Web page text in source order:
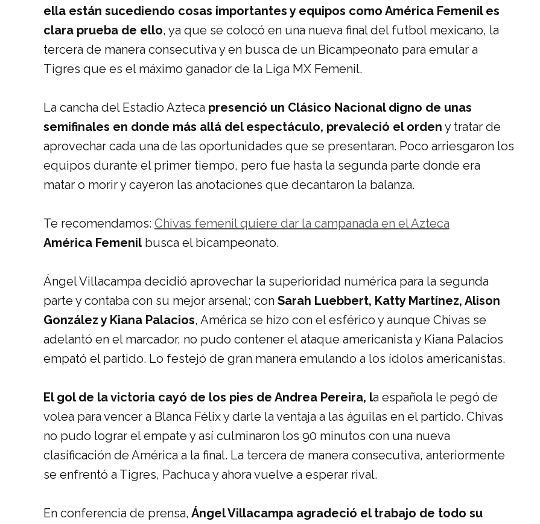
ella están sucediendo cosas importantes y equipos como América Femenil es
clara prueba de ello, ya que se colocó en una nueva final del futbol mexicano, la
tercera de manera consecutiva y en busca de un Bicampeonato para emular a
Tigres que es el máximo ganador de la Liga MX Femenil.
La cancha del Estadio Azteca presenció un Clásico Nacional digno de unas
semifinales en donde más allá del espectáculo, prevaleció el orden y tratar de
aprovechar cada una de las oportunidades que se presentaran. Poco arriesgaron los
equipos durante el primer tiempo, pero fue hasta la segunda parte donde era
matar o morir y cayeron las anotaciones que decantaron la balanza.
Te recomendamos: Chivas femenil quiere dar la campanada en el Azteca
América Femenilbusca el bicampeonato.
Ángel Villacampa decidió aprovechar la superioridad numérica para la segunda
parte y contaba con su mejor arsenal; con Sarah Luebbert, Katty Martínez, Alison
González y Kiana Palacios, América se hizo con el esférico y aunque Chivas se
adelantó en el marcador, no pudo contener el ataque americanista y Kiana Palacios
empató el partido. Lo festejó de gran manera emulando a los ídolos americanistas.
El gol de la victoria cayó de los pies de Andrea Pereira, la española le pegó de
volea para vencer a Blanca Félix y darle la ventaja a las águilas en el partido. Chivas
no pudo lograr el empate y así culminaron los 90 minutos con una nueva
clasificación de América a la final. La tercera de manera consecutiva, anteriormente
se enfrentó a Tigres, Pachuca y ahora vuelve a esperar rival.
En conferencia de prensa, Ángel Villacampa agradeció el trabajo de todo su